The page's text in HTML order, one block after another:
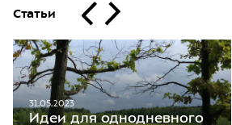
Статьи
31.05.2023
Идеи для однодневного